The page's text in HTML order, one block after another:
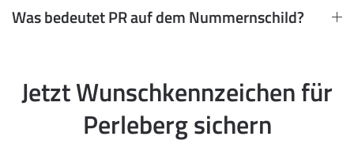
Was bedeutet PR auf dem Nummernschild?
Jetzt Wunschkennzeichen für
Perleberg sichern